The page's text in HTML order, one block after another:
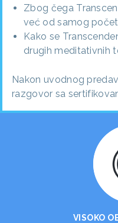
Zbog čega
već od samog
Kako se
drugih meditativnih
Nakon uvodnog
razgovor sa
VISOKO